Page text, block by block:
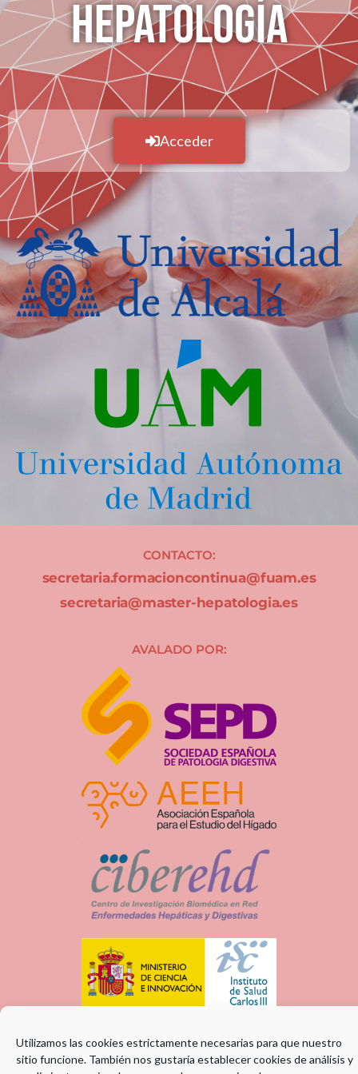
Utilizamos las cookies estrictamente necesarias para que nuestro
sitio funcione. También nos gustaría establecer cookies de análisis y
HEPATOLOGÍA
Acceder
CONTACTO:
secretaria.formacioncontinua@fuam.es
secretaria@master-hepatologia.es
AVALADO POR: